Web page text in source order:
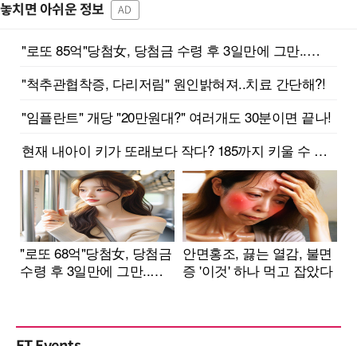
놓치면 아쉬운 정보 AD